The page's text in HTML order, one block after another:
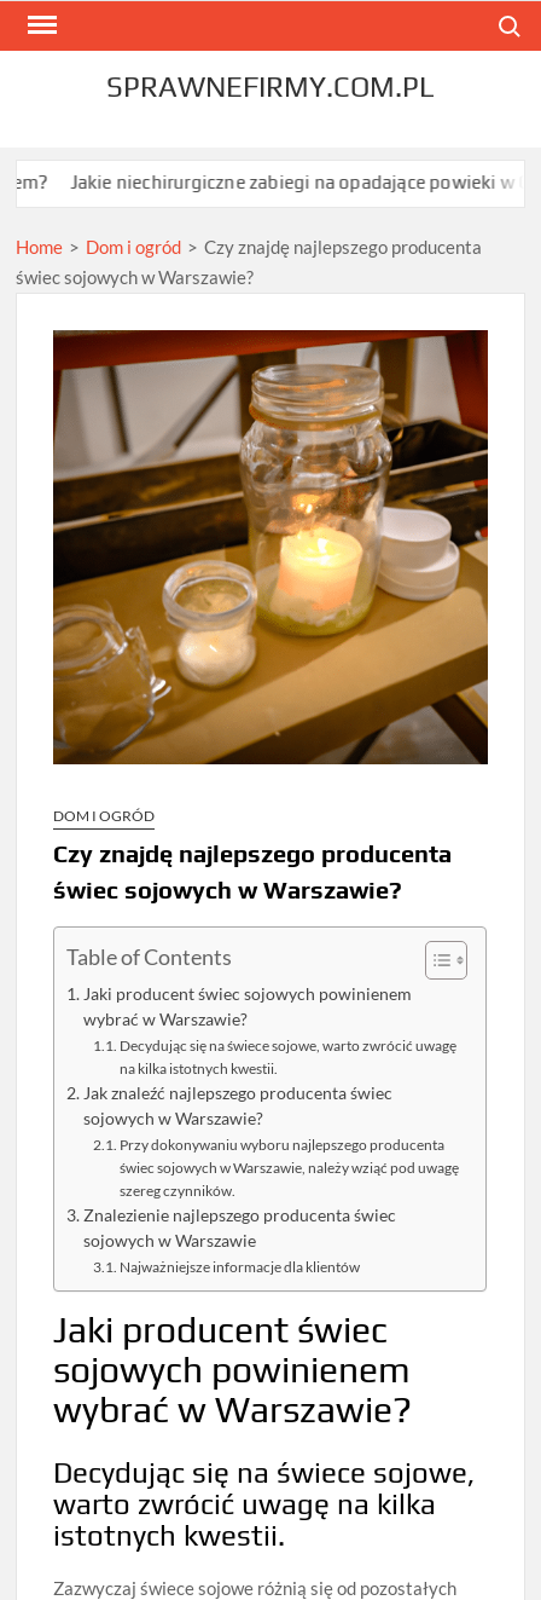
Skip
SPRAWNEFIRMY.COM.PL
niechirurgiczne zabiegi na opadające powieki w Grodzisku
Home > Dom i ogród > Czy znajdę najlepszego producenta
świec sojowych w Warszawie?
DOM I OGRÓD
Czy znajdę najlepszego producenta
świec sojowych w Warszawie?
Table of Contents
Jaki producent świec sojowych powinienem
wybrać w Warszawie?
Decydując się na świece sojowe, warto zwrócić uwagę
na kilka istotnych kwestii.
Jak znaleźć najlepszego producenta świec
sojowych w Warszawie?
Przy dokonywaniu wyboru najlepszego producenta
świec sojowych w Warszawie, należy wziąć pod uwagę
szereg czynników.
Znalezienie najlepszego producenta świec
sojowych w Warszawie
Najważniejsze informacje dla klientów
Jaki producent świec
sojowych powinienem
wybrać w Warszawie?
Decydując się na świece sojowe,
warto zwrócić uwagę na kilka
istotnych kwestii.
Zazwyczaj świece sojowe różnią się od pozostałych